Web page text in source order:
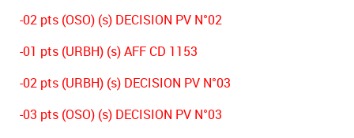
-02 pts (OSO) (s) DECISION PV N°02
-01 pts (URBH) (s) AFF CD 1153
-02 pts (URBH) (s) DECISION PV N°03
-03 pts (OSO) (s) DECISION PV N°03